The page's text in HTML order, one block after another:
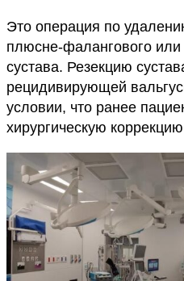
Это операция по
плюсне-фалангового
сустава. Резекцию
рецидивирующей
условии, что ранее
хирургическую